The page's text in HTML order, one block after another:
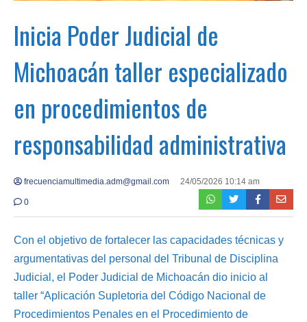
Inicia Poder Judicial de
Michoacán taller especializado
en procedimientos de
responsabilidad administrativa
frecuenciamultimedia.adm@gmail.com 24/05/2026 10:14 am
0
Con el objetivo de fortalecer las capacidades técnicas y
argumentativas del personal del Tribunal de Disciplina
Judicial, el Poder Judicial de Michoacán dio inicio al
taller “Aplicación Supletoria del Código Nacional de
Procedimientos Penales en el Procedimiento de